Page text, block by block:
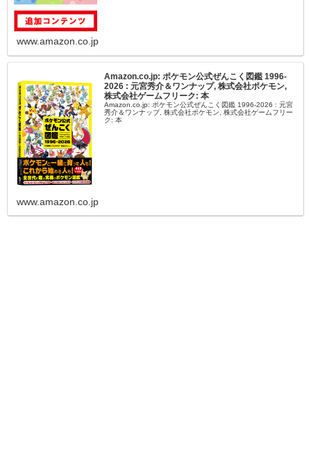
www.amazon.co.jp
Amazon.co.jp: ポケモン公式ぜんこく図鑑 1996-
2026 : 元宮秀介＆ワンナップ, 株式会社ポケモン,
株式会社ゲームフリーク: 本
Amazon.co.jp: ポケモン公式ぜんこく図鑑 1996-2026 : 元宮
秀介＆ワンナップ, 株式会社ポケモン, 株式会社ゲームフリー
ク: 本
www.amazon.co.jp